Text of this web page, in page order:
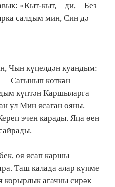
«Кыт-кыт, – ди, – Без
салдым мин, Син дә
Чын күңелдән куандым:
Сагынып көткән
күптән Каршыларга
ул Мин ясаган ояны.
эчен карады. Яңа өен
оя ясап каршы
Таш калада алар күпме
корырлык агачны сирәк